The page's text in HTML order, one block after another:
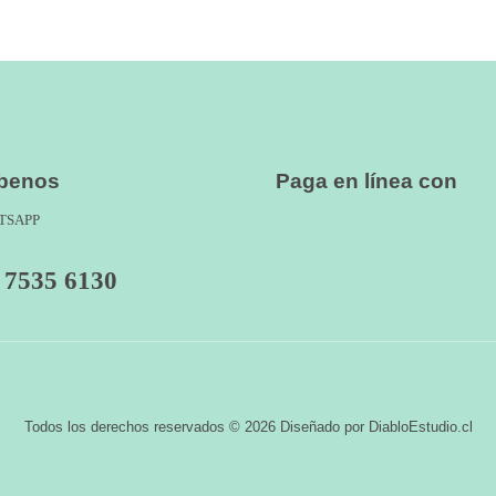
6130
Paga en línea con
Todos los derechos reservados © 2026 Diseñado por DiabloEstudio.cl